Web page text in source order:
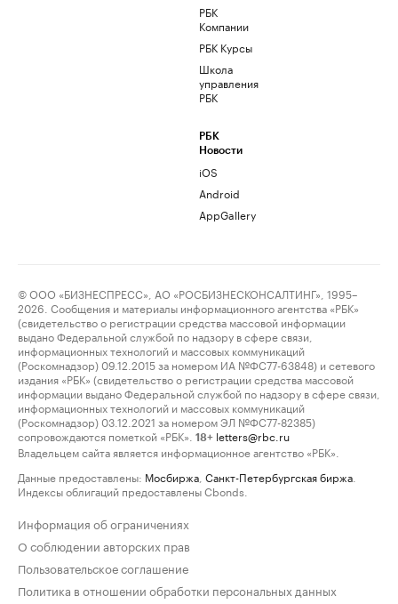
РБК
Компании
РБК Курсы
Школа
управления
РБК
РБК
Новости
iOS
Android
AppGallery
© ООО «БИЗНЕСПРЕСС», АО «РОСБИЗНЕСКОНСАЛТИНГ», 1995–
2026. Сообщения и материалы информационного агентства «РБК»
(свидетельство о регистрации средства массовой информации
выдано Федеральной службой по надзору в сфере связи,
информационных технологий и массовых коммуникаций
(Роскомнадзор) 09.12.2015 за номером ИА №ФС77-63848) и сетевого
издания «РБК» (свидетельство о регистрации средства массовой
информации выдано Федеральной службой по надзору в сфере связи,
информационных технологий и массовых коммуникаций
(Роскомнадзор) 03.12.2021 за номером ЭЛ №ФС77-82385)
сопровождаются пометкой «РБК».
18+ letters@rbc.ru
Владельцем сайта является информационное агентство «РБК».
Данные предоставлены: Мосбиржа Санкт-Петербургская биржа
Индексы облигаций предоставлены Cbonds.
Информация об ограничениях
О соблюдении авторских прав
Пользовательское соглашение
Политика в отношении обработки персональных данных